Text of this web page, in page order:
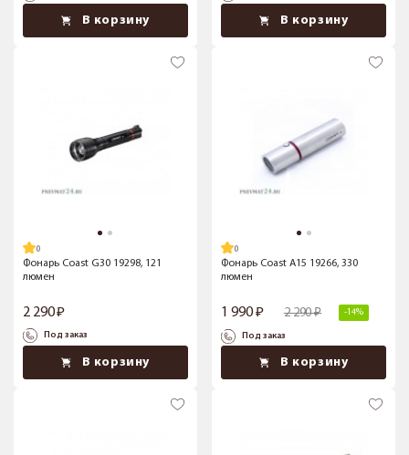
В корзину В корзину
Фонарь Coast G30 19298, 121
люмен
2 290
Под заказ
В корзину
Фонарь Coast A15 19266, 330
люмен
1 990 2 290 -14%
Под заказ
В корзину